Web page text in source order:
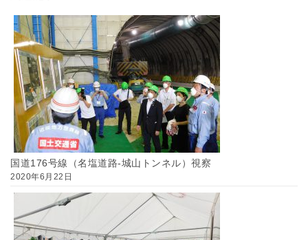
国道176号線（名塩道路-城山トンネル）視察
2020年6月22日